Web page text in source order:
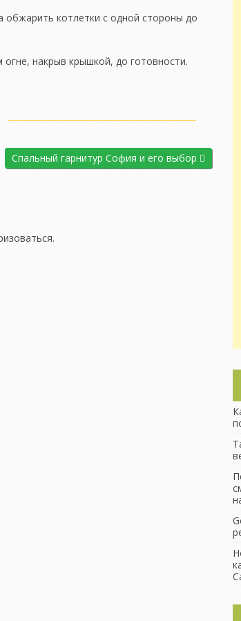
обжарить котлетки с одной стороны до
накрыв крышкой, до готовности.
Спальный гарнитур София и его выбор
.